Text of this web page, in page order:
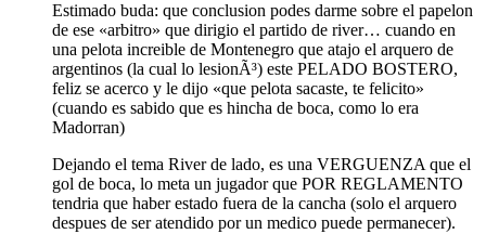
Estimado buda: que conclusion podes darme sobre el papelon
de ese «arbitro» que dirigio el partido de river… cuando en
una pelota increible de Montenegro que atajo el arquero de
argentinos (la cual lo lesionÃ³) este PELADO BOSTERO,
feliz se acerco y le dijo «que pelota sacaste, te felicito»
(cuando es sabido que es hincha de boca, como lo era
Madorran)
Dejando el tema River de lado, es una VERGUENZA que el
gol de boca, lo meta un jugador que POR REGLAMENTO
tendria que haber estado fuera de la cancha (solo el arquero
despues de ser atendido por un medico puede permanecer).